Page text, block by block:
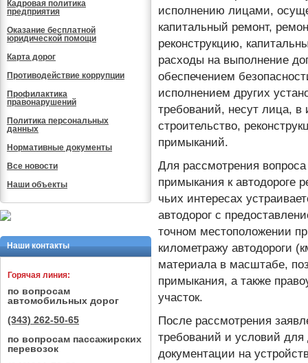
Кадровая политика
предприятия
Оказание бесплатной
юридической помощи
Карта дорог
Противодействие коррупции
Профилактика
правонарушений
Политика персональных
данных
Нормативные документы
Все новости
Наши объекты
Наши контакты
Горячая линия:
по вопросам
автомобильных дорог
(343) 262-50-65
по вопросам пассажирских
перевозок
исполнению лицами,
капитальный ремонт,
реконструкцию,
расходы на выполнение
обеспечением
исполнением других
требований, несут лица, в
строительство,
примыканий.
Для рассмотрения
примыкания к автодороге
чьих интересах
автодорог с
точном местоположении
километражу автодороги
материала в масштабе,
примыкания, а также
участок.
После рассмотрения
требований и условий для
документации на